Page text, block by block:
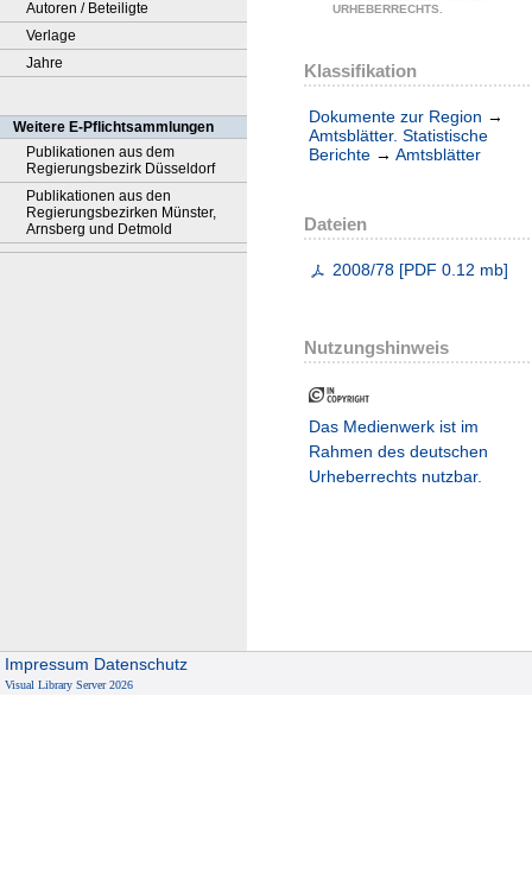
Autoren / Beteiligte
Verlage
Jahre
Weitere E-Pflichtsammlungen
Publikationen aus dem
Regierungsbezirk Düsseldorf
Publikationen aus den
Regierungsbezirken Münster,
Arnsberg und Detmold
URHEBERRECHTS.
Klassifikation
Dokumente zur Region →
Amtsblätter. Statistische
Berichte → Amtsblätter
Dateien
2008/78 [PDF 0.12 mb]
Nutzungshinweis
Das Medienwerk ist im
Rahmen des deutschen
Urheberrechts nutzbar.
Impressum Datenschutz
Visual Library Server 2026